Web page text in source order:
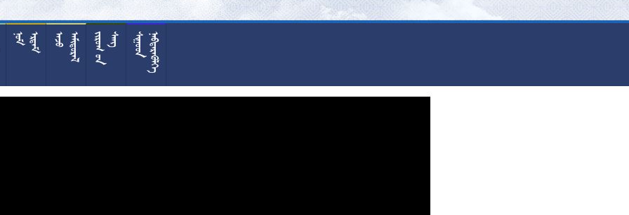






  








  







 














